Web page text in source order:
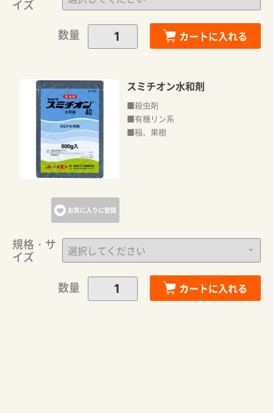
イズ
数量
カートに入れる
お気に入りに登録
スミチオン水和剤
■殺虫剤
■有機リン系
■稲、果樹
規格・サ
イズ
数量
カートに入れる